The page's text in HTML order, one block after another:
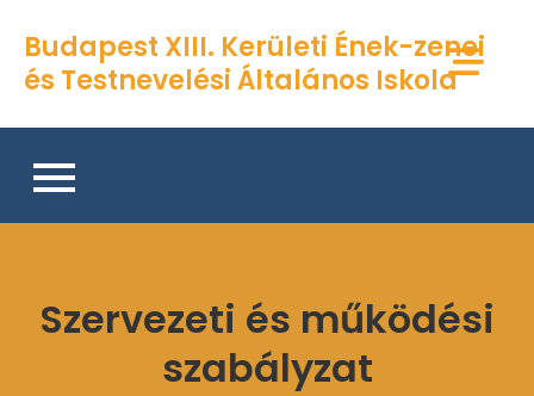
content
Budapest XIII. Kerületi Ének-zenei
és Testnevelési Általános Iskola
Szervezeti és működési
szabályzat